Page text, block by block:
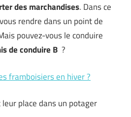
des marchandises. Dans ce
rendre dans un point de
pouvez-vous le conduire
de conduire B ?
framboisiers en hiver ?
place dans un potager